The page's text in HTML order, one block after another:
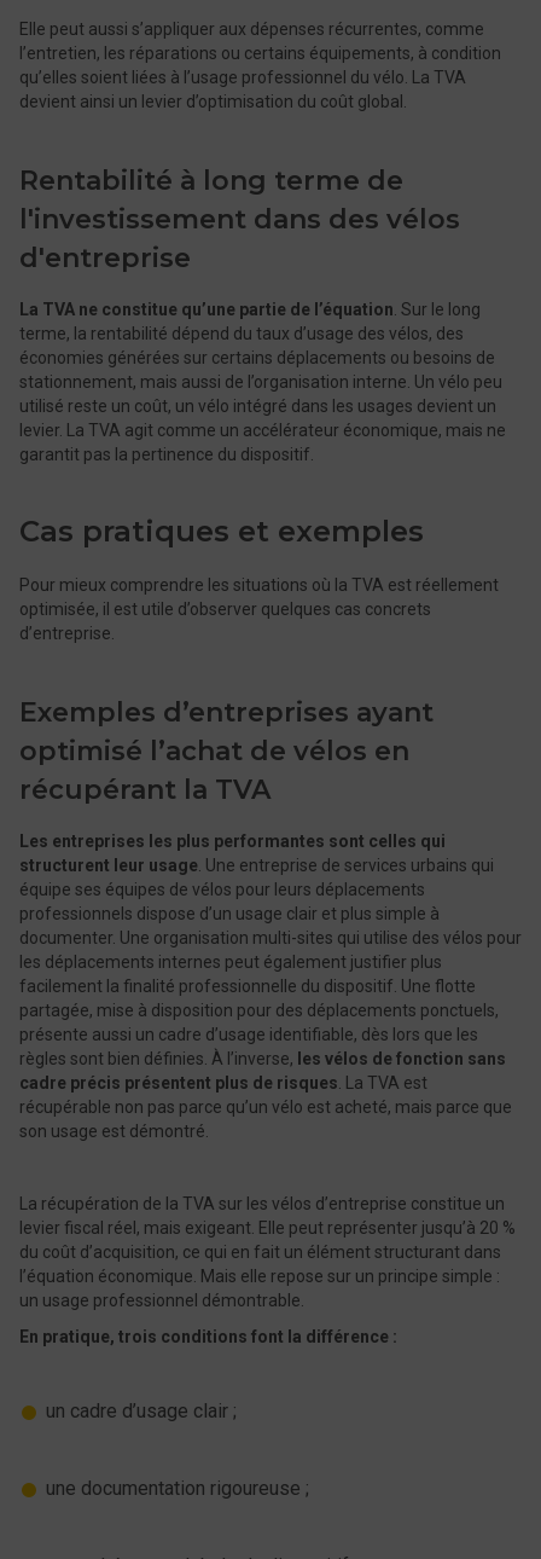
Elle peut aussi s’appliquer aux dépenses récurrentes, comme
l’entretien, les réparations ou certains équipements, à condition
qu’elles soient liées à l’usage professionnel du vélo. La TVA
devient ainsi un levier d’optimisation du coût global.
Rentabilité à long terme de
l'investissement dans des vélos
d'entreprise
La TVA ne constitue qu’une partie de l’équation . Sur le long
terme, la rentabilité dépend du taux d’usage des vélos, des
économies générées sur certains déplacements ou besoins de
stationnement, mais aussi de l’organisation interne. Un vélo peu
utilisé reste un coût, un vélo intégré dans les usages devient un
levier. La TVA agit comme un accélérateur économique, mais ne
garantit pas la pertinence du dispositif.
Cas pratiques et exemples
Pour mieux comprendre les situations où la TVA est réellement
optimisée, il est utile d’observer quelques cas concrets
d’entreprise.
Exemples d’entreprises ayant
optimisé l’achat de vélos en
récupérant la TVA
Les entreprises les plus performantes sont celles qui
structurent leur usage . Une entreprise de services urbains qui
équipe ses équipes de vélos pour leurs déplacements
professionnels dispose d’un usage clair et plus simple à
documenter. Une organisation multi-sites qui utilise des vélos pour
les déplacements internes peut également justifier plus
facilement la finalité professionnelle du dispositif. Une flotte
partagée, mise à disposition pour des déplacements ponctuels,
présente aussi un cadre d’usage identifiable, dès lors que les
règles sont bien définies. À l’inverse, les vélos de fonction sans
cadre précis présentent plus de risques . La TVA est
récupérable non pas parce qu’un vélo est acheté, mais parce que
son usage est démontré.
La récupération de la TVA sur les vélos d’entreprise constitue un
levier fiscal réel, mais exigeant. Elle peut représenter jusqu’à 20 %
du coût d’acquisition, ce qui en fait un élément structurant dans
l’équation économique. Mais elle repose sur un principe simple :
un usage professionnel démontrable.
En pratique, trois conditions font la différence :
un cadre d’usage clair ;
une documentation rigoureuse ;